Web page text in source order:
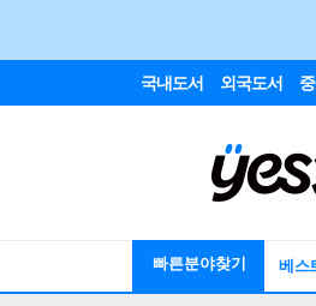
국내도서 외국도서
빠른분야찾기 베스